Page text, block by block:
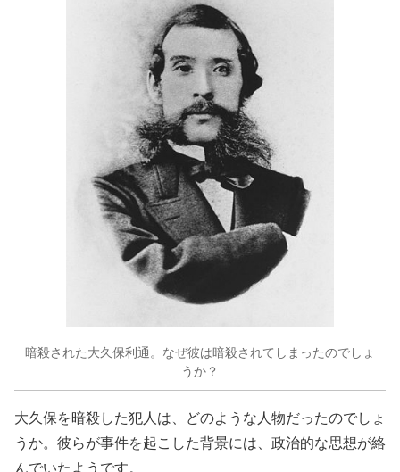
暗殺された大久保利通。なぜ彼は暗殺されてしまったのでしょ
うか？
大久保を暗殺した犯人は、どのような人物だったのでしょ
うか。彼らが事件を起こした背景には、政治的な思想が絡
んでいたようです。